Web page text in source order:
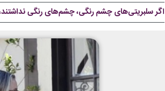
اگر سلبریتی‌های چشم رنگی، چشم‌های رنگی